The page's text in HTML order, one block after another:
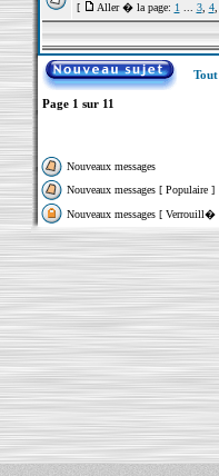
[ Aller � la page: 1 3, 4,
Page 1 sur 11
Nouveaux messages
Nouveaux messages [ Populaire ]
Nouveaux messages [ Verrouill�